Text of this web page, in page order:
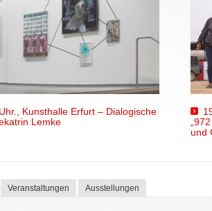
Kunsthalle Erfurt – Dialogische
Lemke
und
Veranstaltungen Ausstellungen